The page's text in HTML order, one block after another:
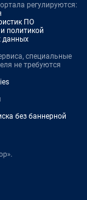
регулируются:
ПО
политикой
данных
специальные
не требуются
без баннерной